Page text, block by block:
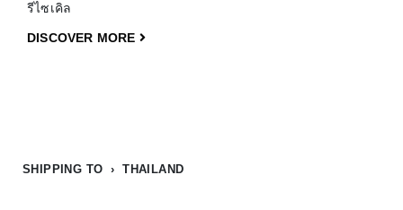
รีไซเคิล
DISCOVER MORE
SHIPPING TO › THAILAND